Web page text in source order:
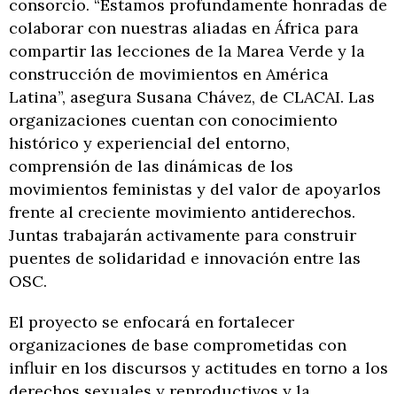
consorcio. “Estamos profundamente honradas de
colaborar con nuestras aliadas en África para
compartir las lecciones de la Marea Verde y la
construcción de movimientos en América
Latina”, asegura Susana Chávez, de CLACAI. Las
organizaciones cuentan con conocimiento
histórico y experiencial del entorno,
comprensión de las dinámicas de los
movimientos feministas y del valor de apoyarlos
frente al creciente movimiento antiderechos.
Juntas trabajarán activamente para construir
puentes de solidaridad e innovación entre las
OSC.
El proyecto se enfocará en fortalecer
organizaciones de base comprometidas con
influir en los discursos y actitudes en torno a los